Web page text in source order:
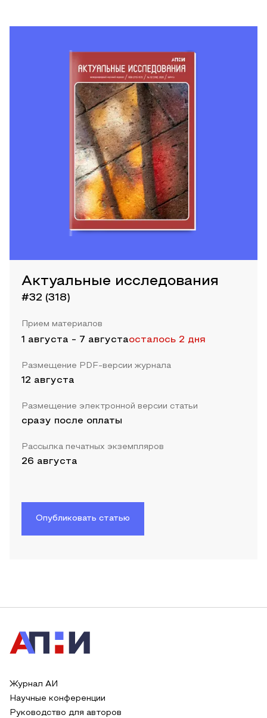
Актуальные исследования
#32 (318)
Прием материалов
1 августа - 7 августаосталось 2 дня
Размещение PDF-версии журнала
12 августа
Размещение электронной версии статьи
сразу после оплаты
Рассылка печатных экземпляров
26 августа
Опубликовать статью
Журнал АИ
Научные конференции
Руководство для авторов